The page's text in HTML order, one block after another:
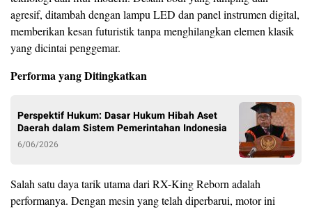
agresif, ditambah dengan lampu LED dan panel instrumen digital,
memberikan kesan futuristik tanpa menghilangkan elemen klasik
yang dicintai penggemar.
Performa yang Ditingkatkan
Perspektif Hukum: Dasar Hukum Hibah Aset
Daerah dalam Sistem Pemerintahan Indonesia
6/06/2026
Salah satu daya tarik utama dari RX-King Reborn adalah
performanya. Dengan mesin yang telah diperbarui, motor ini